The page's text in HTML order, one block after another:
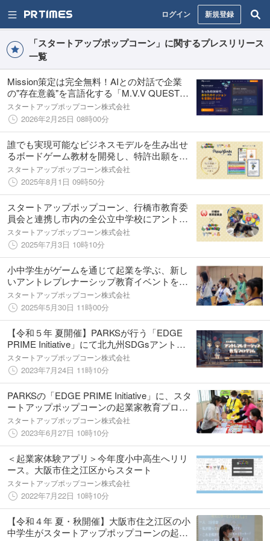
ログイン 新規登録
「スタートアップポップコーン」に関するプレスリリース
一覧
Mission策定は完全無料！AIとの対話で企業
の"存在意義"を言語化する「M.V.V QUEST」
をリリース
スタートアップポップコーン株式会社
2026年2月25日 08時00分
誰でも実現可能なビジネスモデルを生み出せ
るボードゲーム教材を開発し、特許出願を完
了
スタートアップポップコーン株式会社
2025年8月1日 09時50分
スタートアップポップコーン、行橋市教育委
員会と連携し市内の全公立中学校にアントレ
プレナーシップ教育教材「ビジネスモデルゲ
ーム」を導入
スタートアップポップコーン株式会社
2025年7月3日 10時10分
小中学生がゲームを通じて起業を学ぶ、新し
いアントレプレナーシップ教育イベントを北
海道大学で開催
スタートアップポップコーン株式会社
2025年5月30日 11時00分
【令和５年 夏開催】PARKSが行う「EDGE
PRIME Initiative」にて北九州SDGsアントレ
プレナーシップ教育プログラムにスタートア
ップポップコーンのプログラムが採用
スタートアップポップコーン株式会社
2023年7月24日 11時10分
PARKSの「EDGE PRIME Initiative」に、スタ
ートアップポップコーンの起業家教育プログ
ラムの選定が決定
スタートアップポップコーン株式会社
2023年6月27日 10時10分
＜起業家体験アプリ＞今年度小中高生へリリ
ース。大阪市住之江区からスタート
スタートアップポップコーン株式会社
2022年7月22日 10時10分
【令和４年 夏・秋開催】大阪市住之江区の小
中学生がスタートアップポップコーンの起業